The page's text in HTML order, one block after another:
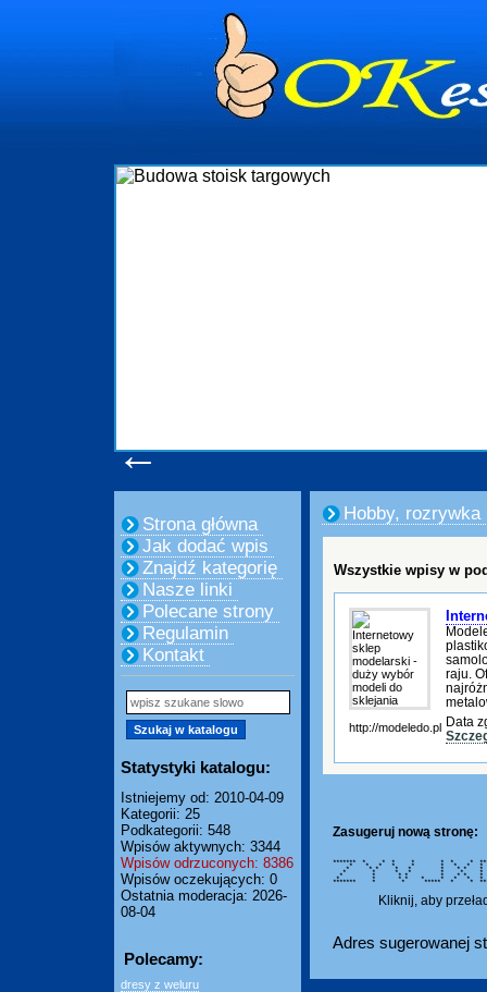
←
Strona główna
Jak dodać wpis
Znajdź kategorię
Nasze linki
Polecane strony
Regulamin
Kontakt
Statystyki katalogu:
Istniejemy od: 2010-04-09
Kategorii: 25
Podkategorii: 548
Wpisów aktywnych: 3344
Wpisów odrzuconych: 8386
Wpisów oczekujących: 0
Ostatnia moderacja: 2026-
08-04
Polecamy:
dresy z weluru
Hobby, rozrywka
Wszystkie wpisy w
http://modeledo.pl
raju.
Data
Zasugeruj nową stronę:
******* * * * * * * *
* * * * * * * *
* * * * * * *
* * * * * *
* * * * * * * *
* * * * * * * *
******* * * ***** * *
Kliknij, aby
Adres sugerowanej